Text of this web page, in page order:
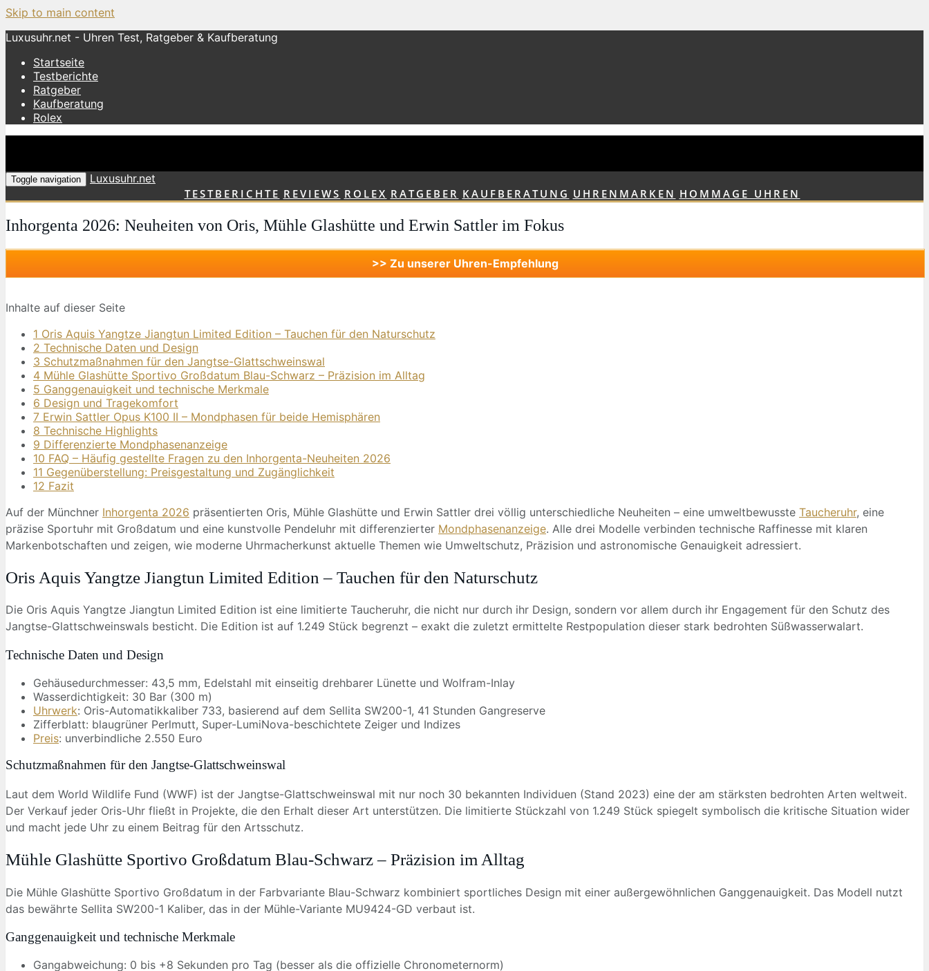
Skip to main content
Luxusuhr.net - Uhren Test, Ratgeber & Kaufberatung
Startseite
Testberichte
Ratgeber
Kaufberatung
Rolex
Toggle navigation
Luxusuhr.net
TESTBERICHTE REVIEWS ROLEX RATGEBER KAUFBERATUNG UHRENMARKEN HOMMAGE UHREN
Inhorgenta 2026: Neuheiten von Oris, Mühle Glashütte und Erwin Sattler im Fokus
>> Zu unserer Uhren-Empfehlung
Inhalte auf dieser Seite
1 Oris Aquis Yangtze Jiangtun Limited Edition – Tauchen für den Naturschutz
2 Technische Daten und Design
3 Schutzmaßnahmen für den Jangtse-Glattschweinswal
4 Mühle Glashütte Sportivo Großdatum Blau-Schwarz – Präzision im Alltag
5 Ganggenauigkeit und technische Merkmale
6 Design und Tragekomfort
7 Erwin Sattler Opus K100 II – Mondphasen für beide Hemisphären
8 Technische Highlights
9 Differenzierte Mondphasenanzeige
10 FAQ – Häufig gestellte Fragen zu den Inhorgenta-Neuheiten 2026
11 Gegenüberstellung: Preisgestaltung und Zugänglichkeit
12 Fazit
Auf der Münchner Inhorgenta 2026 präsentierten Oris, Mühle Glashütte und Erwin Sattler drei völlig unterschiedliche Neuheiten – eine umweltbewusste Taucheruhr, eine
präzise Sportuhr mit Großdatum und eine kunstvolle Pendeluhr mit differenzierter Mondphasenanzeige. Alle drei Modelle verbinden technische Raffinesse mit klaren
Markenbotschaften und zeigen, wie moderne Uhrmacherkunst aktuelle Themen wie Umweltschutz, Präzision und astronomische Genauigkeit adressiert.
Oris Aquis Yangtze Jiangtun Limited Edition – Tauchen für den Naturschutz
Die Oris Aquis Yangtze Jiangtun Limited Edition ist eine limitierte Taucheruhr, die nicht nur durch ihr Design, sondern vor allem durch ihr Engagement für den Schutz des
Jangtse-Glattschweinswals besticht. Die Edition ist auf 1.249 Stück begrenzt – exakt die zuletzt ermittelte Restpopulation dieser stark bedrohten Süßwasserwalart.
Technische Daten und Design
Gehäusedurchmesser: 43,5 mm, Edelstahl mit einseitig drehbarer Lünette und Wolfram-Inlay
Wasserdichtigkeit: 30 Bar (300 m)
Uhrwerk: Oris-Automatikkaliber 733, basierend auf dem Sellita SW200-1, 41 Stunden Gangreserve
Zifferblatt: blaugrüner Perlmutt, Super-LumiNova-beschichtete Zeiger und Indizes
Preis: unverbindliche 2.550 Euro
Schutzmaßnahmen für den Jangtse-Glattschweinswal
Laut dem World Wildlife Fund (WWF) ist der Jangtse-Glattschweinswal mit nur noch 30 bekannten Individuen (Stand 2023) eine der am stärksten bedrohten Arten weltweit.
Der Verkauf jeder Oris-Uhr fließt in Projekte, die den Erhalt dieser Art unterstützen. Die limitierte Stückzahl von 1.249 Stück spiegelt symbolisch die kritische Situation wider
und macht jede Uhr zu einem Beitrag für den Artsschutz.
Mühle Glashütte Sportivo Großdatum Blau-Schwarz – Präzision im Alltag
Die Mühle Glashütte Sportivo Großdatum in der Farbvariante Blau-Schwarz kombiniert sportliches Design mit einer außergewöhnlichen Ganggenauigkeit. Das Modell nutzt
das bewährte Sellita SW200-1 Kaliber, das in der Mühle-Variante MU9424-GD verbaut ist.
Ganggenauigkeit und technische Merkmale
Gangabweichung: 0 bis +8 Sekunden pro Tag (besser als die offizielle Chronometernorm)